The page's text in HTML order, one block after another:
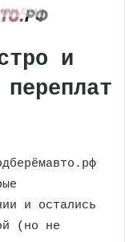
и
и остались
(но не